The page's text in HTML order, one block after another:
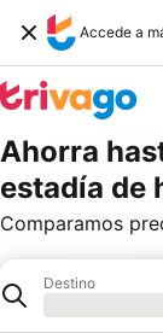
Accede a
Ahorra
estadía de
Comparamos
Destino
Destino